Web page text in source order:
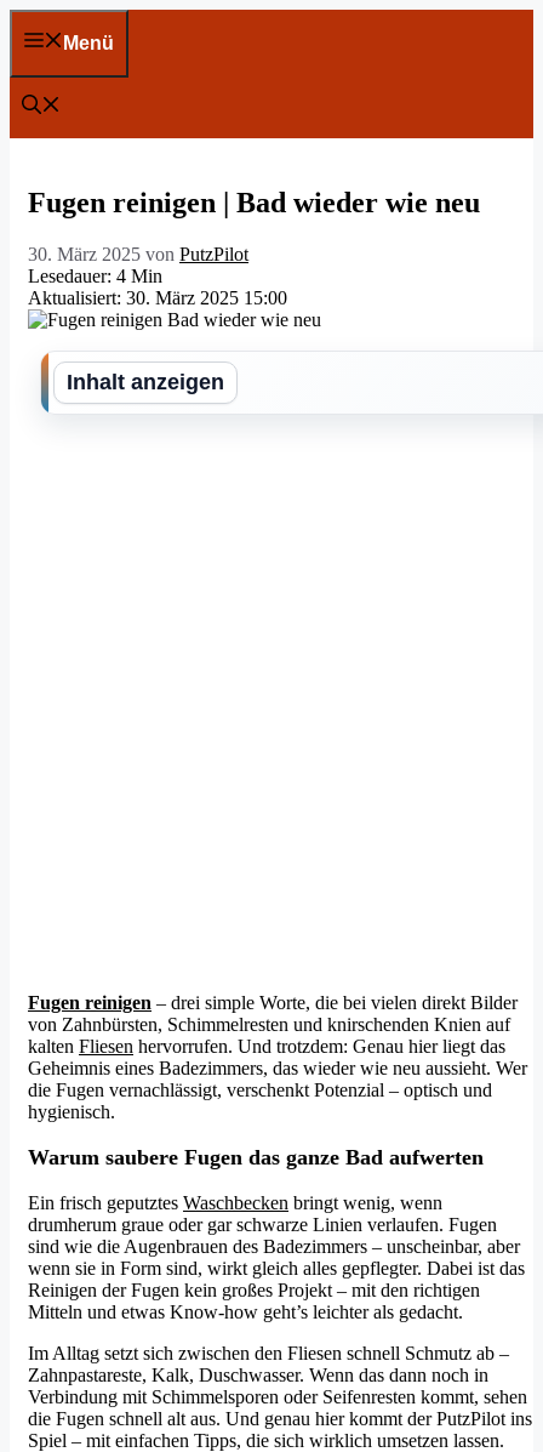
Zum
Inhalt
Menü
Fugen reinigen | Bad wieder wie neu
30. März 2025 von PutzPilot
Lesedauer: 4 Min
Aktualisiert: 30. März 2025 15:00
Inhalt anzeigen
Fugen reinigen – drei simple Worte, die bei vielen direkt Bilder
von Zahnbürsten, Schimmelresten und knirschenden Knien auf
kalten Fliesen hervorrufen. Und trotzdem: Genau hier liegt das
Geheimnis eines Badezimmers, das wieder wie neu aussieht. Wer
die Fugen vernachlässigt, verschenkt Potenzial – optisch und
hygienisch.
Warum saubere Fugen das ganze Bad aufwerten
Ein frisch geputztes Waschbecken bringt wenig, wenn
drumherum graue oder gar schwarze Linien verlaufen. Fugen
sind wie die Augenbrauen des Badezimmers – unscheinbar, aber
wenn sie in Form sind, wirkt gleich alles gepflegter. Dabei ist das
Reinigen der Fugen kein großes Projekt – mit den richtigen
Mitteln und etwas Know-how geht’s leichter als gedacht.
Im Alltag setzt sich zwischen den Fliesen schnell Schmutz ab –
Zahnpastareste, Kalk, Duschwasser. Wenn das dann noch in
Verbindung mit Schimmelsporen oder Seifenresten kommt, sehen
die Fugen schnell alt aus. Und genau hier kommt der PutzPilot ins
Spiel – mit einfachen Tipps, die sich wirklich umsetzen lassen.